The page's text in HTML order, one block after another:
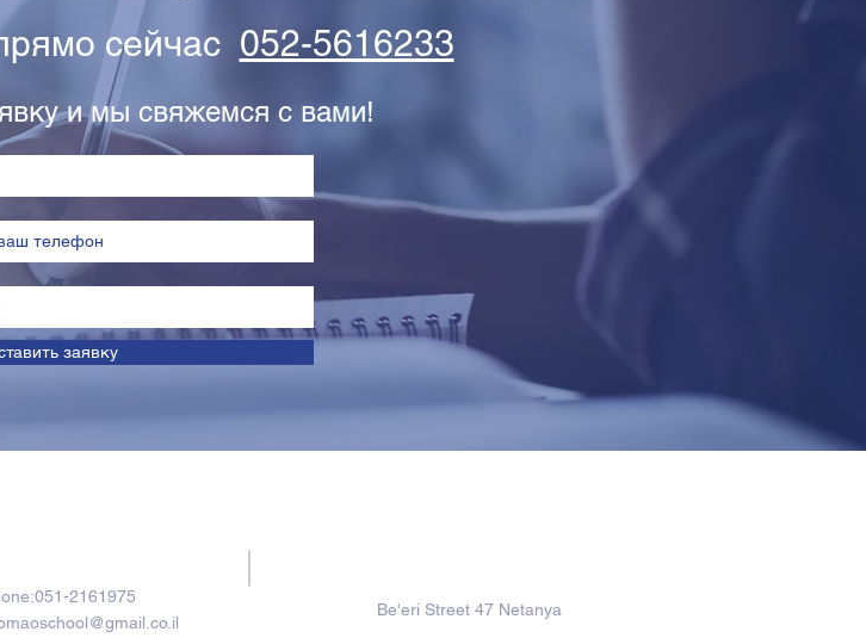
сейчас 052-5616233
и мы свяжемся с вами!
заявку
2161975
Be'eri Street 47 Netanya